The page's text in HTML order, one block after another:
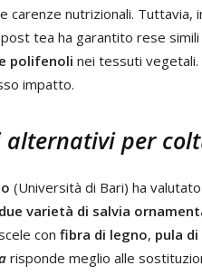
carenze nutrizionali. Tuttavia,
tea ha garantito rese
polifenoli nei tessuti
impatto.
alternativi per
(Università di Bari) ha valutato
due varietà di salvia
con fibra di legno, pula
risponde meglio alle